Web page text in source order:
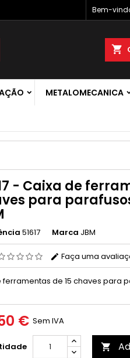
Bem-
shopping_cart
METALOMECANICA
- Caixa de
para
51617 Marca JBM
Faça uma
ferramentas de 15 chaves para
€ Sem IVA
